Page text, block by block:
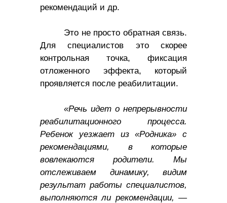
рекомендаций и др.
Это не просто обратная связь.
Для специалистов это скорее
контрольная точка, фиксация
отложенного эффекта, который
проявляется после реабилитации.
«Речь идет о непрерывности
реабилитационного процесса.
Ребенок уезжает из «Родника» с
рекомендациями, в которые
вовлекаются родители. Мы
отслеживаем динамику, видим
результат работы специалистов,
выполняются ли рекомендации, —